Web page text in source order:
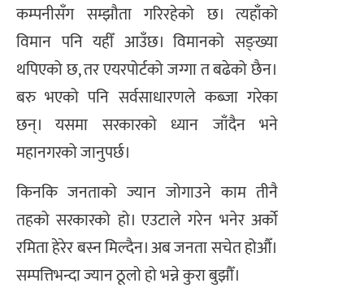
कम्पनीसँग सम्झौता गरिरहेको छ। त्यहाँको
विमान पनि यहीँ आउँछ। विमानको सङ्ख्या
थपिएको छ, तर एयरपोर्टको जग्गा त बढेको छैन।
बरु भएको पनि सर्वसाधारणले कब्जा गरेका
छन्। यसमा सरकारको ध्यान जाँदैन भने
महानगरको जानुपर्छ।
किनकि जनताको ज्यान जोगाउने काम तीनै
तहको सरकारको हो। एउटाले गरेन भनेर अर्को
रमिता हेरेर बस्न मिल्दैन। अब जनता सचेत होऔँ।
सम्पत्तिभन्दा ज्यान ठूलो हो भन्ने कुरा बुझौँ।